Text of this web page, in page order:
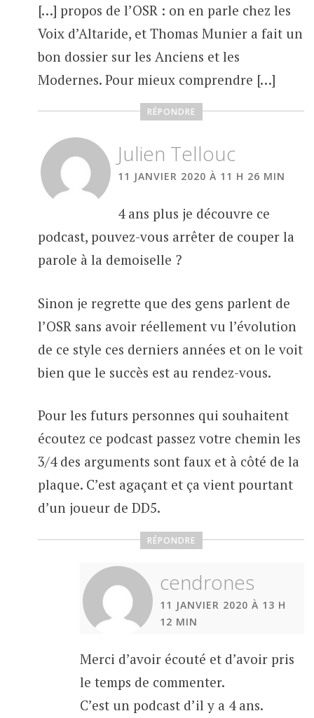
[…] propos de l’OSR : on en parle chez les
Voix d’Altaride, et Thomas Munier a fait un
bon dossier sur les Anciens et les
Modernes. Pour mieux comprendre […]
RÉPONDRE
Julien Tellouc
11 JANVIER 2020 À 11 H 26 MIN
4 ans plus je découvre ce
podcast, pouvez-vous arrêter de couper la
parole à la demoiselle ?
Sinon je regrette que des gens parlent de
l’OSR sans avoir réellement vu l’évolution
de ce style ces derniers années et on le voit
bien que le succès est au rendez-vous.
Pour les futurs personnes qui souhaitent
écoutez ce podcast passez votre chemin les
3/4 des arguments sont faux et à côté de la
plaque. C’est agaçant et ça vient pourtant
d’un joueur de DD5.
RÉPONDRE
cendrones
11 JANVIER 2020 À 13 H
12 MIN
Merci d’avoir écouté et d’avoir pris
le temps de commenter.
C’est un podcast d’il y a 4 ans.